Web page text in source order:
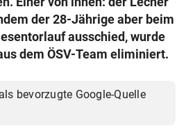
& Co KG 2026
der 28-Jährige aber beim
ausschied, wurde
dem ÖSV-Team eliminiert.
bevorzugte Google-Quelle